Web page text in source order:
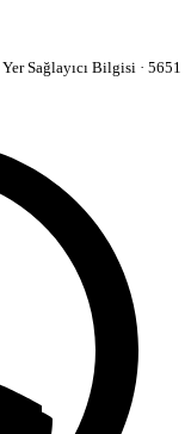
Yer Sağlayıcı Bilgisi · 5651